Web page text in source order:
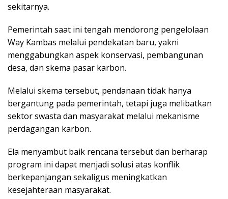
sekitarnya.
Pemerintah saat ini tengah mendorong pengelolaan
Way Kambas melalui pendekatan baru, yakni
menggabungkan aspek konservasi, pembangunan
desa, dan skema pasar karbon.
Melalui skema tersebut, pendanaan tidak hanya
bergantung pada pemerintah, tetapi juga melibatkan
sektor swasta dan masyarakat melalui mekanisme
perdagangan karbon.
Ela menyambut baik rencana tersebut dan berharap
program ini dapat menjadi solusi atas konflik
berkepanjangan sekaligus meningkatkan
kesejahteraan masyarakat.